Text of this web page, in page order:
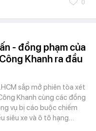
0
- đồng phạm của
Khanh ra đầu
sắp mở phiên tòa xét
Khanh cùng các đồng
vụ bị cáo buộc chiếm
siêu xe và ô tô hạng…